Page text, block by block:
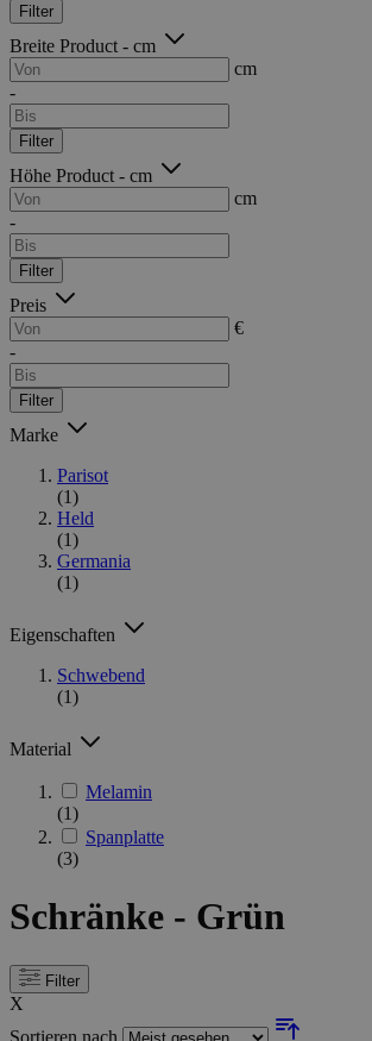
Filter
Breite Product - cm
cm
-
Filter
Höhe Product - cm
cm
-
Filter
Preis
€
-
Filter
Marke
Parisot
(1)
Held
(1)
Germania
(1)
Eigenschaften
Schwebend
(1)
Material
Melamin
(1)
Spanplatte
(3)
Schränke - Grün
Filter
X